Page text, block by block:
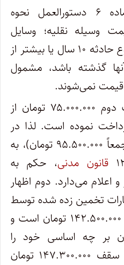
طبق تبصره ماده ۶ دستورالعمل نحوه
وسیله نقلیه؛ وسایل
نقلیه، که در زمان وقوع حادثه ۱۰ سال یا بیشتر از
گذشته باشد، مشمول
نمی‌شوند.
خوانده ی ردیف دوم ۷۵.۰۰۰.۰۰۰ تومان از
نموده است. لذا در
خصوص این مبالغ (جمعاً ۹۵.۵۰۰.۰۰۰ تومان)، به
قانون مدنی، حکم به
می‌دارد. دوم اظهار
تخمین زده شده توسط
کارشناس تامین دلیل ۱۴۲.۵۰۰.۰۰۰ تومان است و
بر چه اساسی خود را
مستحق رقم مازاد تا سقف ۱۴۷.۳۰۰.۰۰۰ تومان